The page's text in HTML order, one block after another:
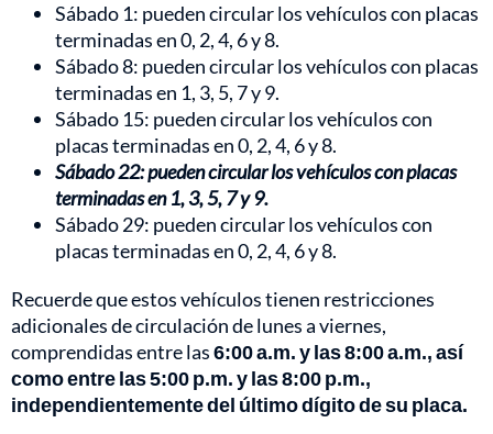
Sábado 1: pueden circular los vehículos con placas
terminadas en 0, 2, 4, 6 y 8.
Sábado 8: pueden circular los vehículos con placas
terminadas en 1, 3, 5, 7 y 9.
Sábado 15: pueden circular los vehículos con
placas terminadas en 0, 2, 4, 6 y 8.
Sábado 22: pueden circular los vehículos con placas
terminadas en 1, 3, 5, 7 y 9.
Sábado 29: pueden circular los vehículos con
placas terminadas en 0, 2, 4, 6 y 8.
Recuerde que estos vehículos tienen restricciones
adicionales de circulación de lunes a viernes,
comprendidas entre las6:00 a.m. y las 8:00 a.m., así
como entre las 5:00 p.m. y las 8:00 p.m.,
independientemente del último dígito de su placa.